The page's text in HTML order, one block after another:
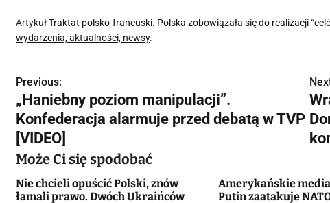
ArtykułTraktat polsko-francuski. Polska zobowiązała się do realizacji
wydarzenia, aktualności, newsy.
N
a
w
i
g
Previous:
„Haniebny poziom manipulacji”.
Konfederacja alarmuje przed debatą w TVP
[VIDEO]
Może Ci się spodobać
Nie chcieli opuścić Polski, znów
łamali prawo. Dwóch Ukraińców
Amerykańskie
Putin zaatakuje